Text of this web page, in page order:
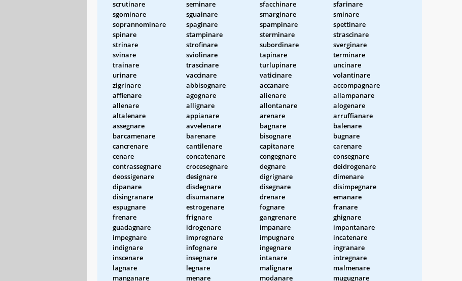
scrutinare
seminare sfacchinare
sfarinare
sgominare
sguainare smarginare
sminare
soprannominare
spaginare spampinare
spettinare
spinare
stampinare sterminare
strascinare
strinare
strofinare subordinare
sverginare
svinare
sviolinare tapinare
terminare
trainare
trascinare turlupinare
uncinare
urinare
vaccinare vaticinare
volantinare
zigrinare
abbisognare accanare
accompagnare
affienare
agognare alienare
allampanare
allenare
allignare allontanare
alogenare
altalenare
appianare arenare
arruffianare
assegnare
avvelenare bagnare
balenare
barcamenare
barenare bisognare
bugnare
cancrenare
cantilenare capitanare
carenare
cenare
concatenare congegnare
consegnare
contrassegnare
crocesegnare degnare
deidrogenare
deossigenare
designare digrignare
dimenare
dipanare
disdegnare disegnare
disimpegnare
disingranare
disumanare drenare
emanare
espugnare
estrogenare fognare
franare
frenare
frignare gangrenare
ghignare
guadagnare
idrogenare impanare
impantanare
impegnare
impregnare impugnare
incatenare
indignare
infognare ingegnare
ingranare
inscenare
insegnare intanare
intregnare
lagnare
legnare malignare
malmenare
manganare
menare modanare
mugugnare